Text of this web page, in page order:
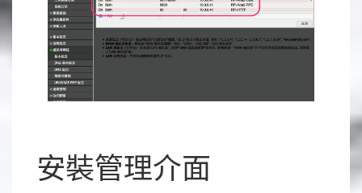
安裝管理介面